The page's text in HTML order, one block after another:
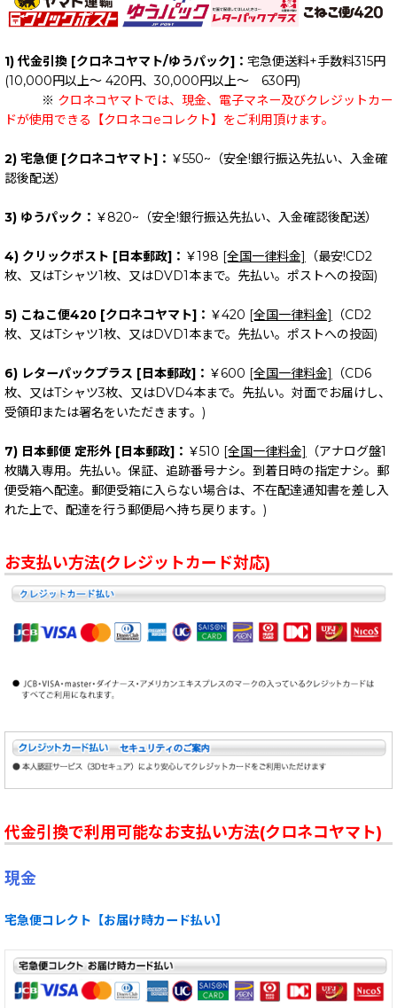
1) 代金引換 [クロネコヤマト/ゆうパック]： 宅急便送料+手数料315円
(10,000円以上～ 420円、30,000円以上～ 630円)
※ クロネコヤマトでは、現金、電子マネー及びクレジットカー
ドが使用できる【クロネコeコレクト】をご利用頂けます。
2) 宅急便 [クロネコヤマト]： ￥550~（安全!銀行振込先払い、入金確
認後配送）
3) ゆうパック： ￥820~（安全!銀行振込先払い、入金確認後配送）
4) クリックポスト [日本郵政]： ￥198 [全国一律料金]
（最安!CD2
枚、又はTシャツ1枚、又はDVD1本まで。先払い。ポストへの投函)
5) こねこ便420 [クロネコヤマト]： ￥420 [全国一律料金]
（CD2
枚、又はTシャツ1枚、又はDVD1本まで。先払い。ポストへの投函)
6) レターパックプラス [日本郵政]： ￥600 [全国一律料金]
（CD6
枚、又はTシャツ3枚、又はDVD4本まで。先払い。対面でお届けし、
受領印または署名をいただきます。)
7) 日本郵便 定形外 [日本郵政]： ￥510 [全国一律料金]
（アナログ盤1
枚購入専用。先払い。保証、追跡番号ナシ。到着日時の指定ナシ。郵
便受箱へ配達。郵便受箱に入らない場合は、不在配達通知書を差し入
れた上で、配達を行う郵便局へ持ち戻ります。)
お支払い方法(クレジットカード対応)
代金引換で利用可能なお支払い方法(クロネコヤマト)
現金
宅急便コレクト【お届け時カード払い】